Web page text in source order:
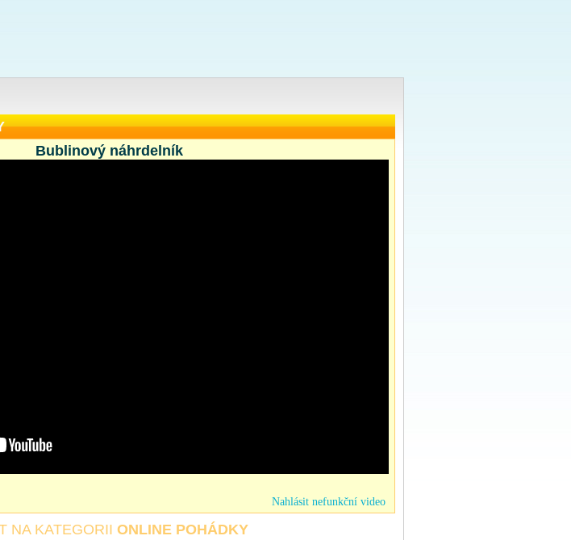
Bublinový náhrdelník
Nahlásit nefunkční video
NA KATEGORII ONLINE POHÁDKY